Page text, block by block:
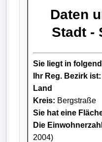
Daten
Stadt -
Sie liegt in
Ihr Reg. Bezirk ist:
Land
Kreis: Bergstraße
Sie hat eine
Die
2004)